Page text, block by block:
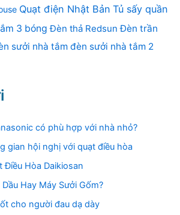
Quạt điện Nhật Bản Tủ sấy quần
3 bóng Đèn thả Redsun Đèn trần
sưởi nhà tắm đèn sưởi nhà tắm 2
có phù hợp với nhà nhỏ?
gian hội nghị với quạt điều hòa
Điều Hòa Daikiosan
Hay Máy Sưởi Gốm?
cho người đau dạ dày